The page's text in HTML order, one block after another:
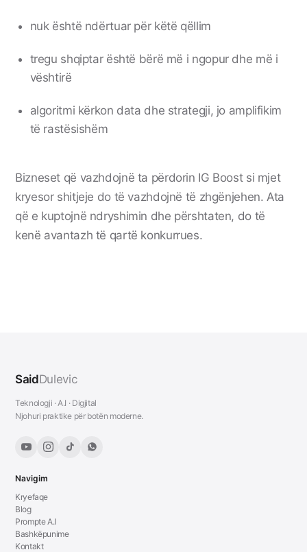
nuk është ndërtuar për këtë qëllim
tregu shqiptar është bërë më i ngopur dhe më i
vështirë
algoritmi kërkon data dhe strategji, jo amplifikim
të rastësishëm
Bizneset që vazhdojnë ta përdorin IG Boost si mjet
kryesor shitjeje do të vazhdojnë të zhgënjehen. Ata
që e kuptojnë ndryshimin dhe përshtaten, do të
kenë avantazh të qartë konkurrues.
SaidDulevic
Teknologji · A.I · Digjital
Njohuri praktike për botën moderne.
Navigim
Kryefaqe
Blog
Prompte A.I
Bashkëpunime
Kontakt